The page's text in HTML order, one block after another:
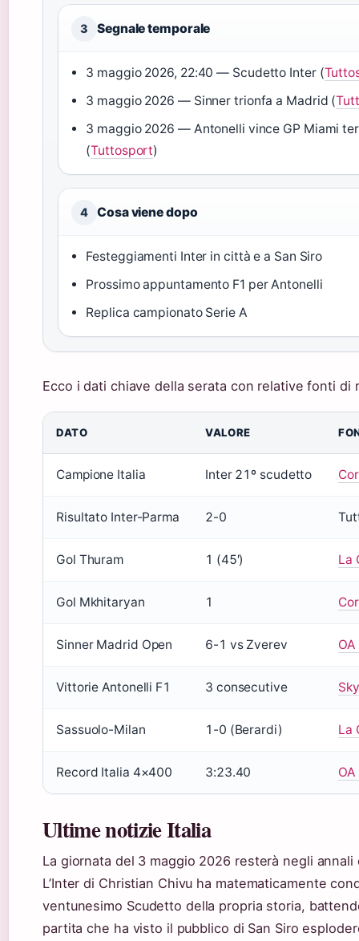
3 Segnale temporale
3 maggio 2026, 22:40 — Scudetto Inter (
3 maggio 2026 — Sinner trionfa a Madrid (
3 maggio 2026 — Antonelli vince GP Miami
(Tuttosport)
4 Cosa viene dopo
Festeggiamenti Inter in città e a San Siro
Prossimo appuntamento F1 per Antonelli
Replica campionato Serie A
Ecco i dati chiave della serata con relative fonti di
DATO VALORE
Campione Italia Inter 21º scudetto
Risultato Inter-Parma 2-0
Gol Thuram 1 (45′) La
Gol Mkhitaryan 1
Sinner Madrid Open 6-1 vs Zverev
Vittorie Antonelli F1 3 consecutive
Sassuolo-Milan 1-0 (Berardi) La
Record Italia 4×400 3:23.40
Ultime notizie Italia
La giornata del 3 maggio 2026 resterà negli
L’Inter di Christian Chivu ha matematicamente
ventunesimo Scudetto della propria storia,
partita che ha visto il pubblico di San Siro